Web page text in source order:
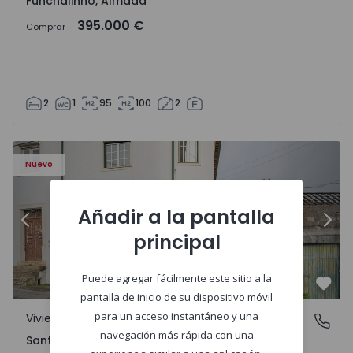
Comprar 395.000 €
2 1 95 100 2
Nuevo
Anterior
Santa Clara e Castelo Viegas, Coimbra
Vivienda Pareada
Santa Clara e Castelo Viegas, Coimbra
Añadir a la pantalla
principal
Puede agregar fácilmente este sitio a la
pantalla de inicio de su dispositivo móvil
para un acceso instantáneo y una
navegación más rápida con una